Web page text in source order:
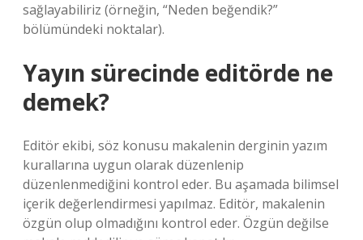
sağlayabiliriz (örneğin, “Neden beğendik?”
bölümündeki noktalar).
Yayın sürecinde editörde ne
demek?
Editör ekibi, söz konusu makalenin derginin yazım
kurallarına uygun olarak düzenlenip
düzenlenmediğini kontrol eder. Bu aşamada bilimsel
içerik değerlendirmesi yapılmaz. Editör, makalenin
özgün olup olmadığını kontrol eder. Özgün değilse